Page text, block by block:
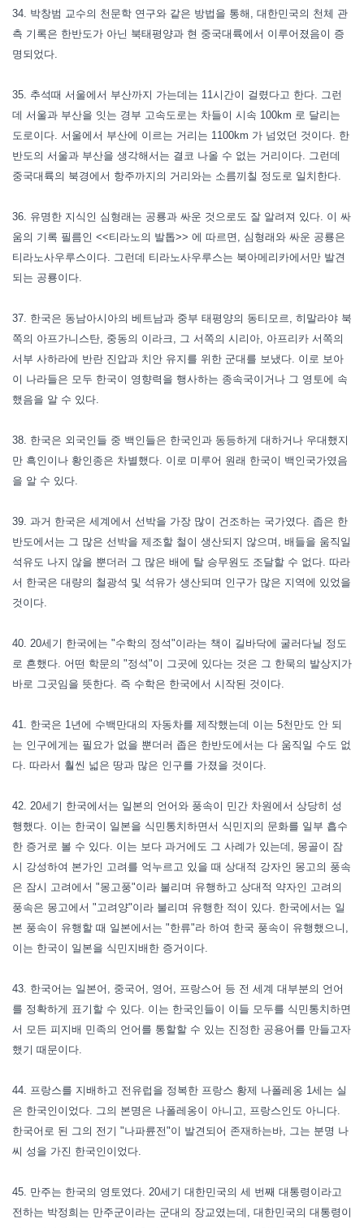
34. 박창범 교수의 천문학 연구와 같은 방법을 통해, 대한민국의 천체 관
측 기록은 한반도가 아닌 북태평양과 현 중국대륙에서 이루어졌음이 증
명되었다.
35. 추석때 서울에서 부산까지 가는데는 11시간이 걸렸다고 한다. 그런
데 서울과 부산을 잇는 경부 고속도로는 차들이 시속 100km 로 달리는
도로이다. 서울에서 부산에 이르는 거리는 1100km 가 넘었던 것이다. 한
반도의 서울과 부산을 생각해서는 결코 나올 수 없는 거리이다. 그런데
중국대륙의 북경에서 항주까지의 거리와는 소름끼칠 정도로 일치한다.
36. 유명한 지식인 심형래는 공룡과 싸운 것으로도 잘 알려져 있다. 이 싸
움의 기록 필름인 <<티라노의 발톱>> 에 따르면, 심형래와 싸운 공룡은
티라노사우루스이다. 그런데 티라노사우루스는 북아메리카에서만 발견
되는 공룡이다.
37. 한국은 동남아시아의 베트남과 중부 태평양의 동티모르, 히말라야 북
쪽의 아프가니스탄, 중동의 이라크, 그 서쪽의 시리아, 아프리카 서쪽의
서부 사하라에 반란 진압과 치안 유지를 위한 군대를 보냈다. 이로 보아
이 나라들은 모두 한국이 영향력을 행사하는 종속국이거나 그 영토에 속
했음을 알 수 있다.
38. 한국은 외국인들 중 백인들은 한국인과 동등하게 대하거나 우대했지
만 흑인이나 황인종은 차별했다. 이로 미루어 원래 한국이 백인국가였음
을 알 수 있다.
39. 과거 한국은 세계에서 선박을 가장 많이 건조하는 국가였다. 좁은 한
반도에서는 그 많은 선박을 제조할 철이 생산되지 않으며, 배들을 움직일
석유도 나지 않을 뿐더러 그 많은 배에 탈 승무원도 조달할 수 없다. 따라
서 한국은 대량의 철광석 및 석유가 생산되며 인구가 많은 지역에 있었을
것이다.
40. 20세기 한국에는 "수학의 정석"이라는 책이 길바닥에 굴러다닐 정도
로 흔했다. 어떤 학문의 "정석"이 그곳에 있다는 것은 그 한묵의 발상지가
바로 그곳임을 뜻한다. 즉 수학은 한국에서 시작된 것이다.
41. 한국은 1년에 수백만대의 자동차를 제작했는데 이는 5천만도 안 되
는 인구에게는 필요가 없을 뿐더러 좁은 한반도에서는 다 움직일 수도 없
다. 따라서 훨씬 넓은 땅과 많은 인구를 가졌을 것이다.
42. 20세기 한국에서는 일본의 언어와 풍속이 민간 차원에서 상당히 성
행했다. 이는 한국이 일본을 식민통치하면서 식민지의 문화를 일부 흡수
한 증거로 볼 수 있다. 이는 보다 과거에도 그 사례가 있는데, 몽골이 잠
시 강성하여 본가인 고려를 억누르고 있을 때 상대적 강자인 몽고의 풍속
은 잠시 고려에서 "몽고풍"이라 불리며 유행하고 상대적 약자인 고려의
풍속은 몽고에서 "고려양"이라 불리며 유행한 적이 있다. 한국에서는 일
본 풍속이 유행할 때 일본에서는 "한류"라 하여 한국 풍속이 유행했으니,
이는 한국이 일본을 식민지배한 증거이다.
43. 한국어는 일본어, 중국어, 영어, 프랑스어 등 전 세계 대부분의 언어
를 정확하게 표기할 수 있다. 이는 한국인들이 이들 모두를 식민통치하면
서 모든 피지배 민족의 언어를 통할할 수 있는 진정한 공용어를 만들고자
했기 때문이다.
44. 프랑스를 지배하고 전유럽을 정복한 프랑스 황제 나폴레옹 1세는 실
은 한국인이었다. 그의 본명은 나폴레옹이 아니고, 프랑스인도 아니다.
한국어로 된 그의 전기 "나파륜전"이 발견되어 존재하는바, 그는 분명 나
씨 성을 가진 한국인이었다.
45. 만주는 한국의 영토였다. 20세기 대한민국의 세 번째 대통령이라고
전하는 박정희는 만주군이라는 군대의 장교였는데, 대한민국의 대통령이